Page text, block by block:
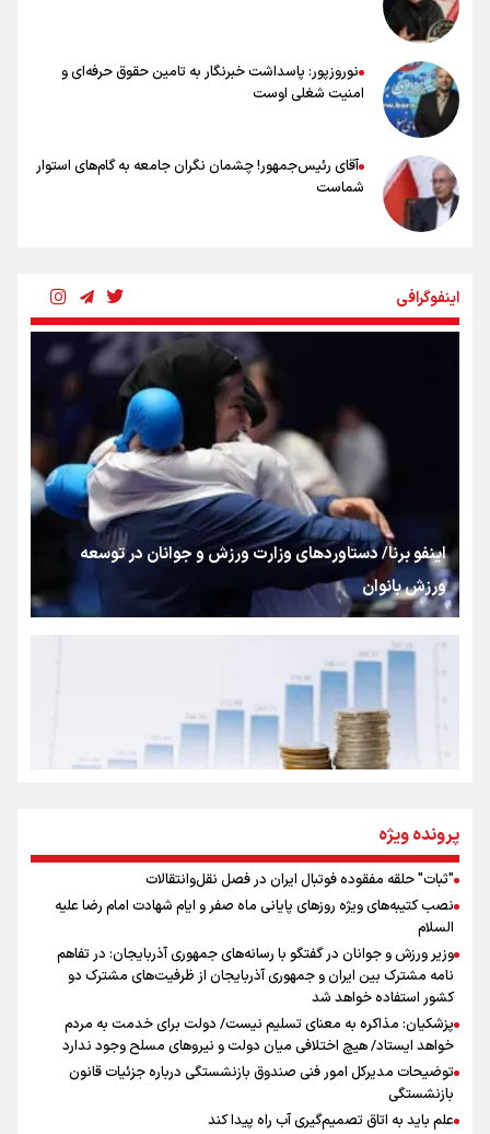
مروری بر زندگینامه خبرنگار شهید «محمود صارمی»
نوروزپور: پاسداشت خبرنگار به تامین حقوق حرفه‌ای و
امنیت شغلی اوست
آقای رئیس‌جمهور! چشمان نگران جامعه به گام‌های استوار
شماست
بنزین؛ تدبیری برای حفظ امنیت انرژی
«هورامان»؛ میراثی که جهان را شیفته کرد
شکستگیِ بزرگ؛ روایتِ یک استخوان، یک نسل، یک توهم!
رسانه ملی و حق مردم برای شنیدن صدای رئیس‌جمهوری
روایت ایران از کنار مردم
جمله‌ای که بغض چهارماهه را شکست؛ «آهای مردم، آقا از
تهران رفتند»
سه حسرتی که به دلم ماند
اینفوگرافی
اینفو برنا/ دستاوردهای وزارت ورزش و جوانان در توسعه
ورزش بانوان
اینفو برنا/ میزان مالیات بر ارزش افزوده چقدر است؟
پرونده ویژه
"ثبات" حلقه مفقوده فوتبال ایران در فصل نقل‌وانتقالات
نصب کتیبه‌های ویژه روزهای پایانی ماه صفر و ایام شهادت امام رضا علیه
السلام
وزیر ورزش و جوانان در گفتگو با رسانه‌های جمهوری آذربایجان: در تفاهم
نامه مشترک بین ایران و جمهوری آذربایجان از ظرفیت‌های مشترک دو
کشور استفاده خواهد شد
پزشکیان: مذاکره به معنای تسلیم نیست/ دولت برای خدمت به مردم
خواهد ایستاد/ هیچ اختلافی میان دولت و نیروهای مسلح وجود ندارد
توضیحات مدیرکل امور فنی صندوق بازنشستگی درباره جزئیات قانون
بازنشستگی
علم باید به اتاق تصمیم‌گیری آب راه پیدا کند